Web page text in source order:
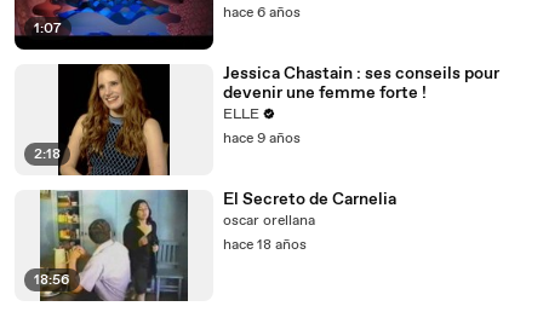
1:07
hace 6 años
2:18
Jessica Chastain : ses conseils pour
devenir une femme forte !
ELLE
hace 9 años
18:56
El Secreto de Carnelia
oscar orellana
hace 18 años